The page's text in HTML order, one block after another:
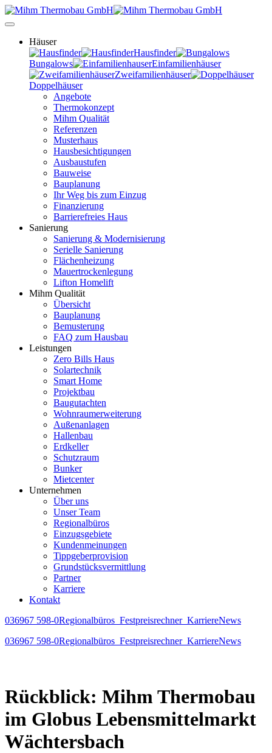
Häuser
Hausfinder
Bungalows
Einfamilienhäuser
Zweifamilienhäuser
Doppelhäuser
Angebote
Thermokonzept
Mihm Qualität
Referenzen
Musterhaus
Hausbesichtigungen
Ausbaustufen
Bauweise
Bauplanung
Ihr Weg bis zum Einzug
Finanzierung
Barrierefreies Haus
Sanierung
Sanierung & Modernisierung
Serielle Sanierung
Flächenheizung
Mauertrockenlegung
Lifton Homelift
Mihm Qualität
Übersicht
Bauplanung
Bemusterung
FAQ zum Hausbau
Leistungen
Zero Bills Haus
Solartechnik
Smart Home
Projektbau
Baugutachten
Wohnraumerweiterung
Außenanlagen
Hallenbau
Erdkeller
Schutzraum
Bunker
Mietcenter
Unternehmen
Über uns
Unser Team
Regionalbüros
Einzugsgebiete
Kundenmeinungen
Tippgeberprovision
Grundstücksvermittlung
Partner
Karriere
Kontakt
036967 598-0Regionalbüros Festpreisrechner KarriereNews
036967 598-0Regionalbüros Festpreisrechner KarriereNews
Rückblick: Mihm Thermobau
im Globus Lebensmittelmarkt
Wächtersbach